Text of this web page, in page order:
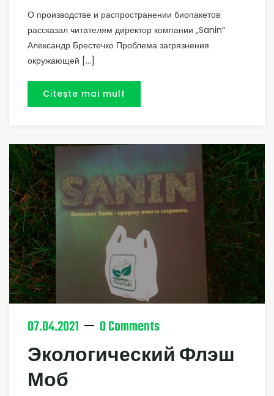
О производстве и распространении биопакетов
рассказал читателям директор компании „Sanin”
Александр Брестечко Проблема загрязнения
окружающей […]
Citește mai mult
07.04.2021 0 Comments
Экологический Флэш
Моб